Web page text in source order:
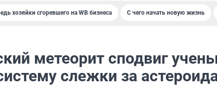
хозяйки сгоревшего на WB бизнеса С чего начать новую жизнь
метеорит сподвиг
слежки за